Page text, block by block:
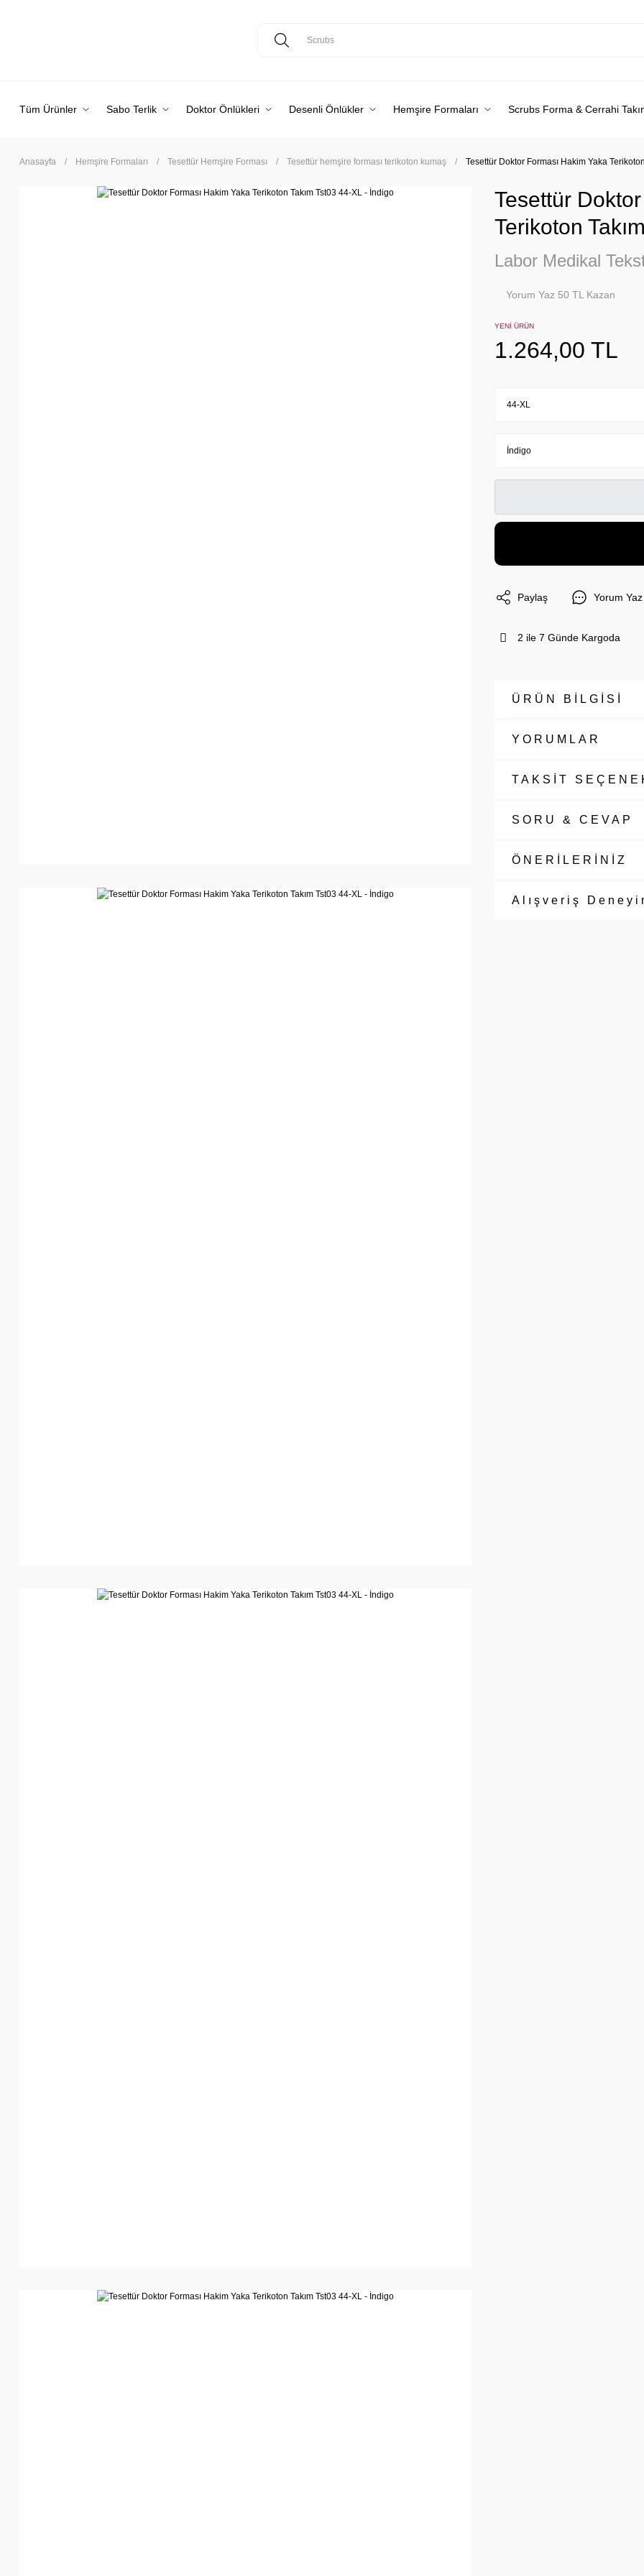
Tüm Ürünler Sabo Terlik Doktor Önlükleri Desenli Önlükler Hemşire Formaları Scrubs Forma & Cerrahi
Anasayfa Hemşire Formaları Tesettür Hemşire Forması Tesettür hemşire forması terikoton kumaş Tesettür Doktor Forması Hakim Yaka
Tesettür
Terikoton
Labor Medikal
Yorum Yaz 50 TL Kazan
YENİ ÜRÜN
1.264,00 TL
Paylaş Yorum Yaz
2 ile 7 Günde Kargoda
ÜRÜN BİLGİSİ
YORUMLAR
TAKSİT
SORU & CEVAP
ÖNERİLERİNİZ
Alışveriş